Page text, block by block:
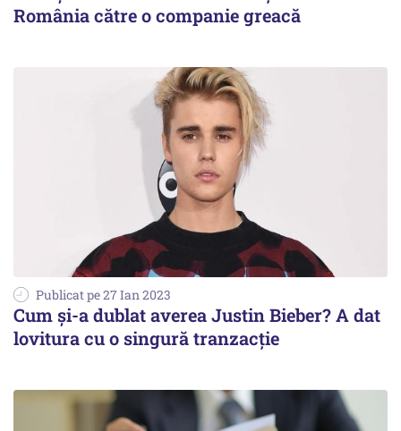
România către o companie greacă
Publicat pe 27 Ian 2023
Cum şi-a dublat averea Justin Bieber? A dat
lovitura cu o singură tranzacţie